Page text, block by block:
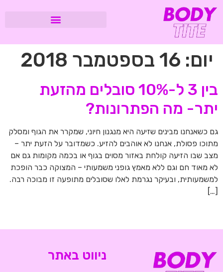
יום: 16 בספטמבר 2018
בין 3 ל-10% סובלים מהזעת
יתר- מה הפתרונות?
גם כשאנחנו מבינים שזיעה היא מנגנון חיוני, שמקרר את הגוף ומסלק
מתוכו פסולת, אנחנו לא אוהבים להזיע. כשמדובר על הזעת יתר –
מצב שבו הזיעה קולחת באזור מסוים בגוף או בכמה מקומות גם אם
לא מאוד חם וגם ללא מאמץ גופני משמעותי – המצוקה כבר הופכת
למשמעותית, ובעיקר נגרמת לאלו שסובלים מתופעה זו מבוכה רבה.
[…]
ניווט באתר